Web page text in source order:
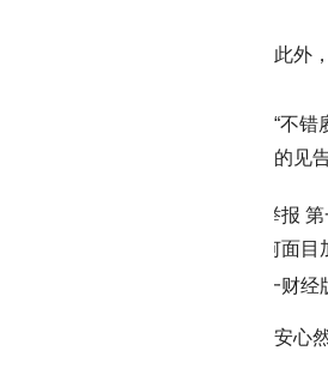
此外
“不错
的见
举报
何面
一财
安心